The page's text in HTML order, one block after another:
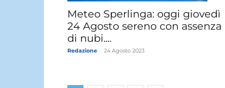
Meteo Sperlinga: oggi giovedì
24 Agosto sereno con assenza
di nubi....
Redazione 24 Agosto 2023